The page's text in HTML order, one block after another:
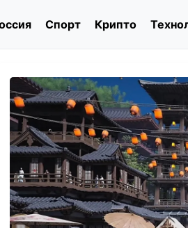
Спорт Крипто